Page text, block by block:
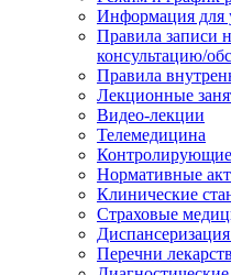
Информация для
Правила записи
консультацию/
Правила
Лекционные
Видео-лекции
Телемедицина
Нормативные
Клинические
Страховые
Перечни